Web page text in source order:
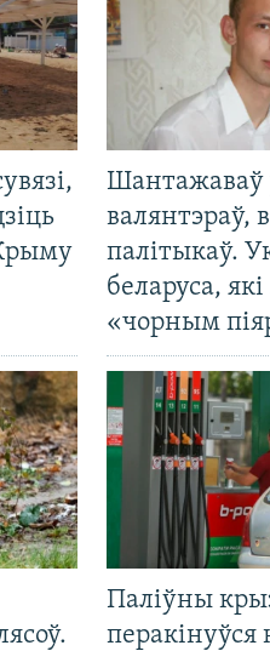
Шантажаваў
валянтэраў,
палітыкаў.
беларуса,
«чорным
Паліўны
перакінуўся